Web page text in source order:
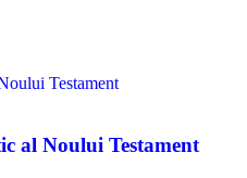
al Noului Testament